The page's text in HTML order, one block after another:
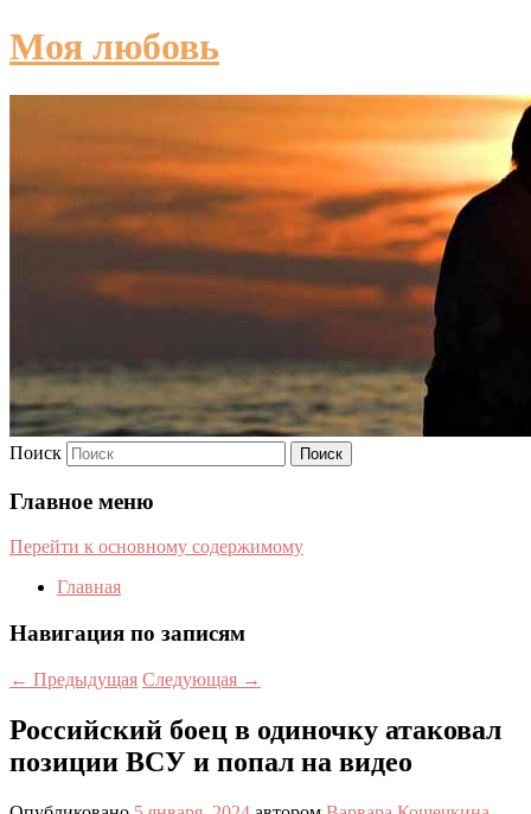
Моя любовь
Поиск
Главное меню
Перейти к основному содержимому
Главная
Навигация по записям
← Предыдущая Следующая →
Российский боец в одиночку атаковал
позиции ВСУ и попал на видео